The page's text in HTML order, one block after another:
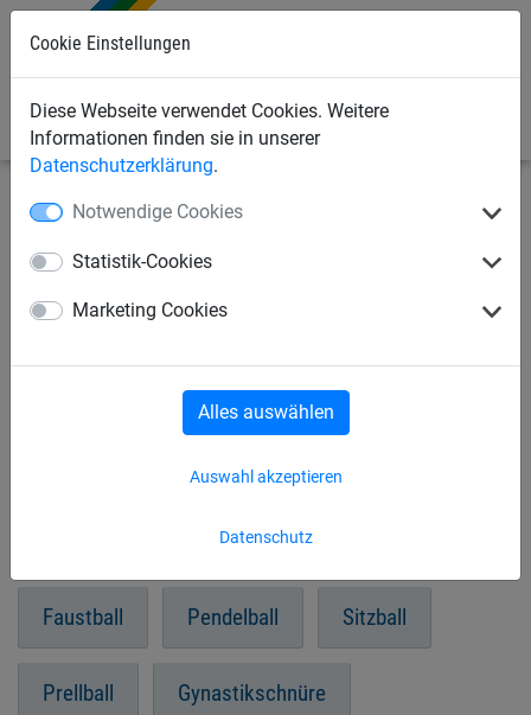
Cookie Einstellungen
Diese Webseite verwendet Cookies. Weitere
Informationen finden sie in unserer
Datenschutzerklärung.
Notwendige Cookies
Statistik-Cookies
Marketing Cookies
Datenschutz
Auswahl akzeptieren
Alles auswählen
Sportnetze Seile/Taue/Leinen
Isilink-Leine Springseile
Ziehtaue
Klettertaue
Turn- und Schaukelringe
Faustball Pendelball Sitzball
Prellball Gynastikschnüre